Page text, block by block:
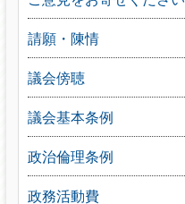
請願・陳情
議会傍聴
議会基本条例
政治倫理条例
政務活動費